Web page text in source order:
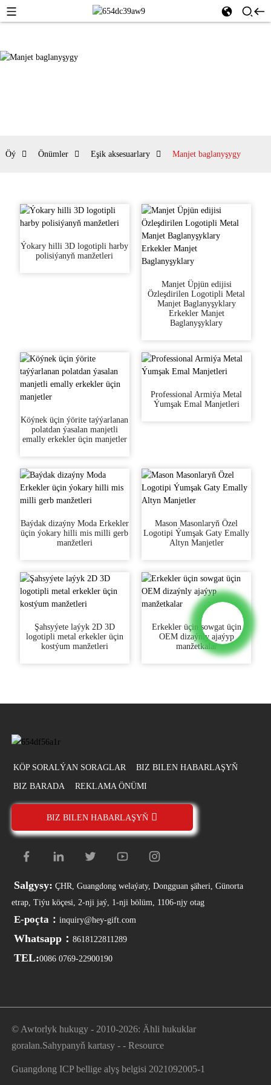
Öý Önümler Eşik aksesuarlary Manjet baglanyşygy
Ýokary hilli 3D logotipli harby
polisiýanyň manžetleri
Manjet Üpjün edijisi
Özleşdirilen Logotipli Metal
Manjet Baglanyşyklary
Erkekler Manjet
Baglanyşyklary
Köýnek üçin ýörite taýýarlanan
polatdan ýasalan manjetli
emally erkekler üçin manjetler
Professional Armiýa Metal
Ýumşak Emal Manjetleri
Baýdak dizaýny Moda Erkekler
üçin ýokary hilli mis milli gerb
manžetleri
Mason Masonlaryň Özel
Logotipi Ýumşak Gaty Emally
Altyn Manjetler
Şahsyýete laýyk 2D 3D
logotipli metal erkekler üçin
kostýum manžetleri
Erkekler üçin sowgat üçin
OEM dizaýnly ajaýyp
manžetkalar
KÖP SORALÝAN SORAGLAR BIZ BILEN HABARLAŞYŇ
BIZ BARADA REKLAMA ÖNÜMI
BIZ BILEN HABARLAŞYŇ
Salgysy: ÇHR, Guangdong welaýaty, Dongguan şäheri, Günorta
etrap, Tiýu köçesi, 2-nji jaý, 1-nji bölüm, 1106-njy otag
E-poçta： inquiry@hey-gift.com
Whatsapp： 8618122811289
TEL:0086 0769-22900190
© Awtorlyk hukugy - 2010-2026: Ähli hukuklar
goralan.Sahypanyň kartasy- - Resource
Guangdong ICP bellige alyş belgisi 2021092005-1